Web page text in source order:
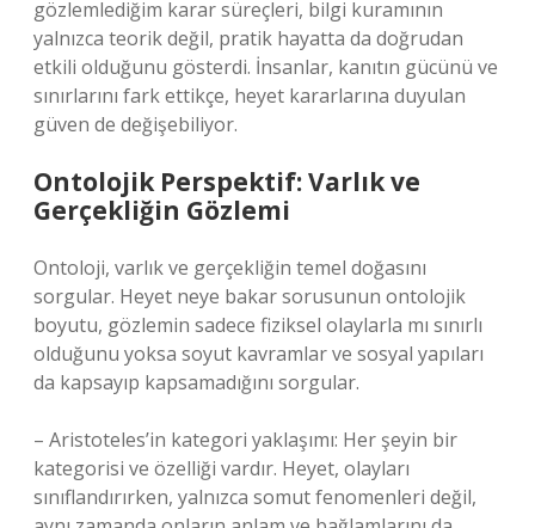
gözlemlediğim karar süreçleri, bilgi kuramının
yalnızca teorik değil, pratik hayatta da doğrudan
etkili olduğunu gösterdi. İnsanlar, kanıtın gücünü ve
sınırlarını fark ettikçe, heyet kararlarına duyulan
güven de değişebiliyor.
Ontolojik Perspektif: Varlık ve
Gerçekliğin Gözlemi
Ontoloji, varlık ve gerçekliğin temel doğasını
sorgular. Heyet neye bakar sorusunun ontolojik
boyutu, gözlemin sadece fiziksel olaylarla mı sınırlı
olduğunu yoksa soyut kavramlar ve sosyal yapıları
da kapsayıp kapsamadığını sorgular.
– Aristoteles’in kategori yaklaşımı: Her şeyin bir
kategorisi ve özelliği vardır. Heyet, olayları
sınıflandırırken, yalnızca somut fenomenleri değil,